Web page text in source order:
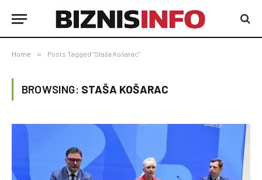
Home » Posts Tagged "Staša Košarac"
BROWSING: STAŠA KOŠARAC